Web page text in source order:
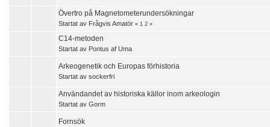
Övertro på Magnetometerundersökningar
Startat av Frågvis Amatör « 1 2 »
C14-metoden
Startat av Pontus af Uma
Arkeogenetik och Europas förhistoria
Startat av sockerfri
Användandet av historiska källor inom arkeologin
Startat av Gorm
Fornsök